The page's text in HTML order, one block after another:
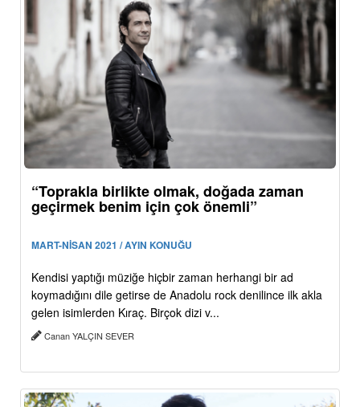
“Toprakla birlikte olmak, doğada zaman
geçirmek benim için çok önemli”
MART-NİSAN 2021 / AYIN KONUĞU
Kendisi yaptığı müziğe hiçbir zaman herhangi bir ad
koymadığını dile getirse de Anadolu rock denilince ilk akla
gelen isimlerden Kıraç. Birçok dizi v...
Canan YALÇIN SEVER